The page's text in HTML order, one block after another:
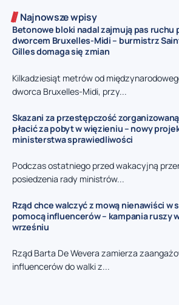
Najnowsze wpisy
Betonowe bloki nadal zajmują pas ruchu
dworcem Bruxelles-Midi – burmistrz
Gilles domaga się zmian
Kilkadziesiąt metrów od
dworca Bruxelles-Midi, przy...
Skazani za przestępczość
płacić za pobyt w więzieniu – nowy
ministerstwa sprawiedliwości
Podczas ostatniego przed wakacyjną
posiedzenia rady ministrów...
Rząd chce walczyć z mową nienawiści w
pomocą influencerów – kampania ruszy
wrześniu
Rząd Barta De Wevera zamierza
influencerów do walki z...